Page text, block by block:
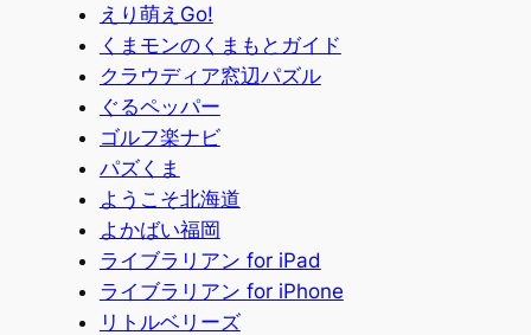
えり萌えGo!
くまモンのくまもとガイド
クラウディア窓辺パズル
ぐるペッパー
ゴルフ楽ナビ
パズくま
ようこそ北海道
よかばい福岡
ライブラリアン for iPad
ライブラリアン for iPhone
リトルベリーズ